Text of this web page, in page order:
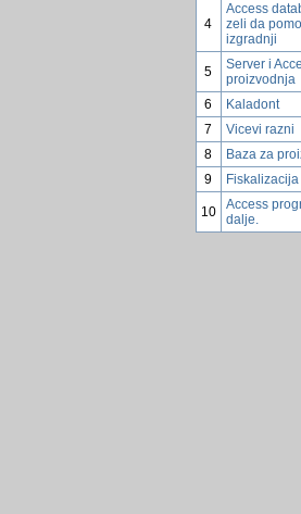
4
Access
zeli da
izgradnji
5
Server i
proizvodnja
6
Kaladont
7
Vicevi razni
8
Baza za
9
10
Access
dalje.